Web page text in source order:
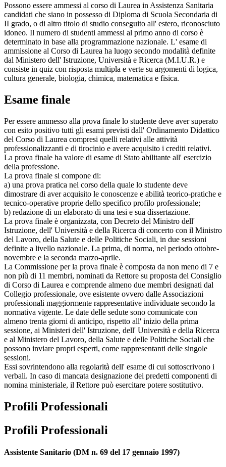
Possono essere ammessi al corso di Laurea in Assistenza Sanitaria
candidati che siano in possesso di Diploma di Scuola Secondaria di
II grado, o di altro titolo di studio conseguito all' estero, riconosciuto
idoneo. Il numero di studenti ammessi al primo anno di corso è
determinato in base alla programmazione nazionale. L' esame di
ammissione al Corso di Laurea ha luogo secondo modalità definite
dal Ministero dell' Istruzione, Università e Ricerca (M.I.U.R.) e
consiste in quiz con risposta multipla e verte su argomenti di logica,
cultura generale, biologia, chimica, matematica e fisica.
Esame finale
Per essere ammesso alla prova finale lo studente deve aver superato
con esito positivo tutti gli esami previsti dall' Ordinamento Didattico
del Corso di Laurea compresi quelli relativi alle attività
professionalizzanti e di tirocinio e avere acquisito i crediti relativi.
La prova finale ha valore di esame di Stato abilitante all' esercizio
della professione.
La prova finale si compone di:
a) una prova pratica nel corso della quale lo studente deve
dimostrare di aver acquisito le conoscenze e abilità teorico-pratiche e
tecnico-operative proprie dello specifico profilo professionale;
b) redazione di un elaborato di una tesi e sua dissertazione.
La prova finale è organizzata, con Decreto del Ministro dell'
Istruzione, dell' Università e della Ricerca di concerto con il Ministro
del Lavoro, della Salute e delle Politiche Sociali, in due sessioni
definite a livello nazionale. La prima, di norma, nel periodo ottobre-
novembre e la seconda marzo-aprile.
La Commissione per la prova finale è composta da non meno di 7 e
non più di 11 membri, nominati da Rettore su proposta del Consiglio
di Corso di Laurea e comprende almeno due membri designati dal
Collegio professionale, ove esistente ovvero dalle Associazioni
professionali maggiormente rappresentative individuate secondo la
normativa vigente. Le date delle sedute sono comunicate con
almeno trenta giorni di anticipo, rispetto all' inizio della prima
sessione, ai Ministeri dell' Istruzione, dell' Università e della Ricerca
e al Ministero del Lavoro, della Salute e delle Politiche Sociali che
possono inviare propri esperti, come rappresentanti delle singole
sessioni.
Essi sovrintendono alla regolarità dell' esame di cui sottoscrivono i
verbali. In caso di mancata designazione dei predetti componenti di
nomina ministeriale, il Rettore può esercitare potere sostitutivo.
Profili Professionali
Profili Professionali
Assistente Sanitario (DM n. 69 del 17 gennaio 1997)